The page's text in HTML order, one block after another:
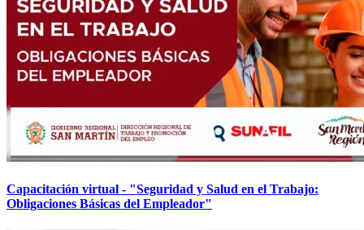
Capacitación virtual - "Seguridad y Salud en el Trabajo:
Obligaciones Básicas del Empleador"